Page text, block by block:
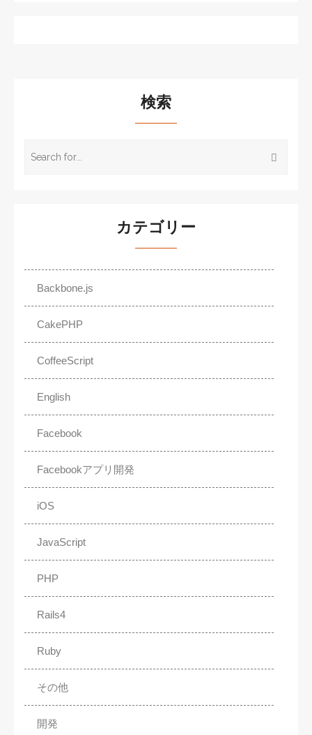
検索
カテゴリー
Backbone.js
CakePHP
CoffeeScript
English
Facebook
Facebookアプリ開発
iOS
JavaScript
PHP
Rails4
Ruby
その他
開発